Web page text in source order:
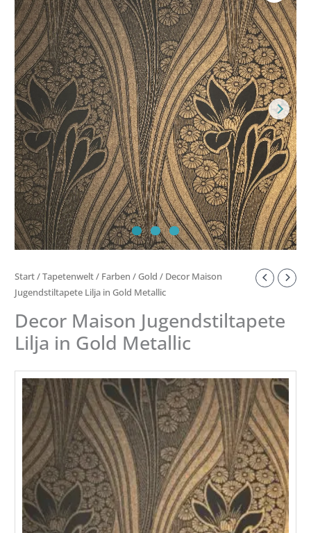
Start/Tapetenwelt/ Farben /Gold / Decor Maison
Jugendstiltapete Lilja in Gold Metallic
Decor Maison Jugendstiltapete
Lilja in Gold Metallic
TAPETENROLLE
Decor
Maison
Jugendstiltapete
Lilja
in
Gold
Metallic
Menge